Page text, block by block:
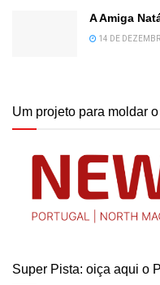
A Amiga
14 DE
Um projeto para moldar
Super Pista: oiça aqui o